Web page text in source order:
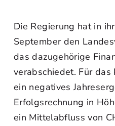
Die Regierung hat in
September den
das dazugehörige
verabschiedet. Für das
ein negatives
Erfolgsrechnung in
ein Mittelabfluss von